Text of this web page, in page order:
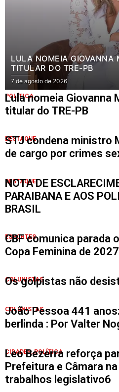
LULA NOMEIA GIOVANNA
TITULAR DO TRE-PB
7 de agosto de 2026
POLÍTICA
Lula nomeia Giovanna
titular do TRE-PB
DESTAQUE
STJ condena ministro
de cargo por crimes
DESTAQUE
NOTA DE
PARAIBANA E AOS
BRASIL
ESPORTES
CBF comunica parada
Copa Feminina de 2027
COLUNISTAS
Os golpistas não
COLUNISTAS
João Pessoa 441
berlinda : Por Valter
CIDADES,POLÍTICA
Leo Bezerra reforça
Prefeitura e Câmara
trabalhos legislativo6